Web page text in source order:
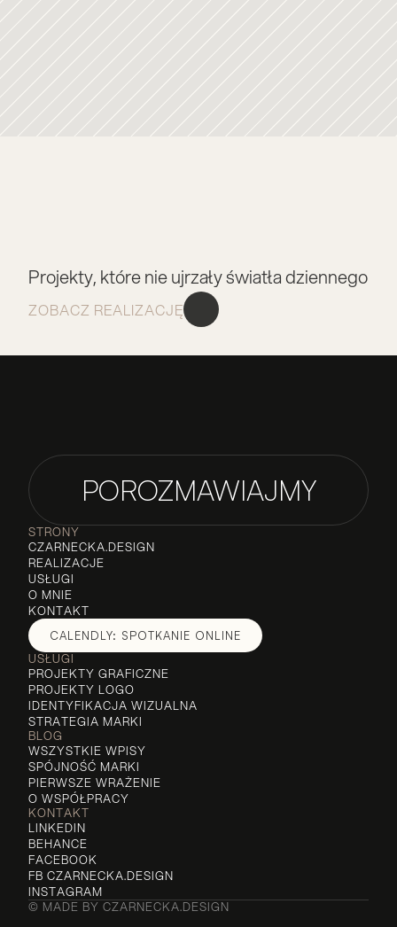
Projekty, które nie ujrzały światła dziennego
ZOBACZ REALIZACJĘ
POROZMAWIAJMY
STRONY
CZARNECKA.DESIGN
REALIZACJE
USŁUGI
O MNIE
KONTAKT
CALENDLY: SPOTKANIE ONLINE
USŁUGI
PROJEKTY GRAFICZNE
PROJEKTY LOGO
IDENTYFIKACJA WIZUALNA
STRATEGIA MARKI
BLOG
WSZYSTKIE WPISY
SPÓJNOŚĆ MARKI
PIERWSZE WRAŻENIE
O WSPÓŁPRACY
KONTAKT
LINKEDIN
BEHANCE
FACEBOOK
FB CZARNECKA.DESIGN
INSTAGRAM
© MADE BY CZARNECKA.DESIGN